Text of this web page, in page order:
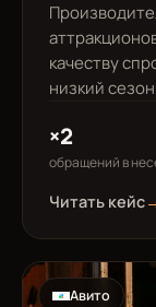
качеству
низкий
×2
обращений в
Читать кейс
Авито